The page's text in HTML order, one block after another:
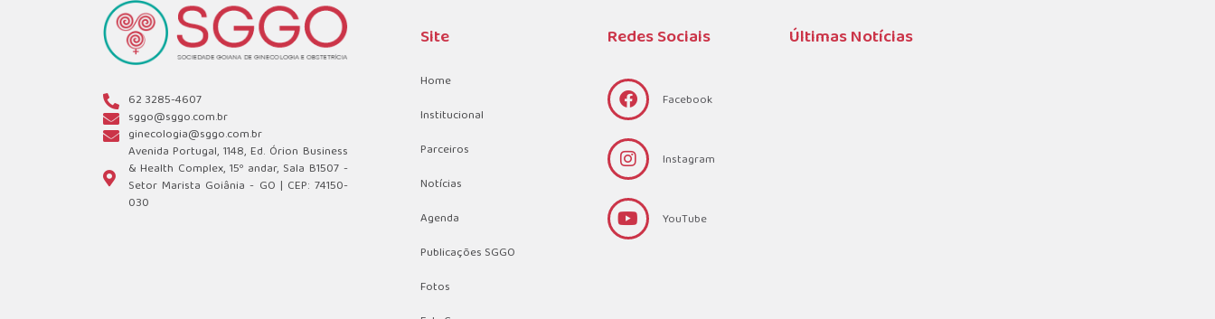
62 3285-4607
sggo@sggo.com.br
ginecologia@sggo.com.br
Avenida Portugal, 1148, Ed. Órion Business
& Health Complex, 15º andar, Sala B1507 -
Setor Marista Goiânia - GO | CEP: 74150-
030
Site
Home
Institucional
Parceiros
Notícias
Agenda
Publicações SGGO
Fotos
Redes Sociais
Facebook
Instagram
YouTube
Últimas Notícias